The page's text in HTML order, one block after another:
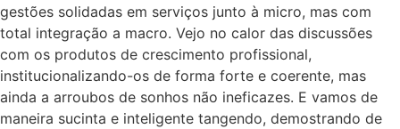
gestões solidadas em serviços junto à micro, mas com
total integração a macro. Vejo no calor das discussões
com os produtos de crescimento profissional,
institucionalizando-os de forma forte e coerente, mas
ainda a arroubos de sonhos não ineficazes. E vamos de
maneira sucinta e inteligente tangendo, demostrando de